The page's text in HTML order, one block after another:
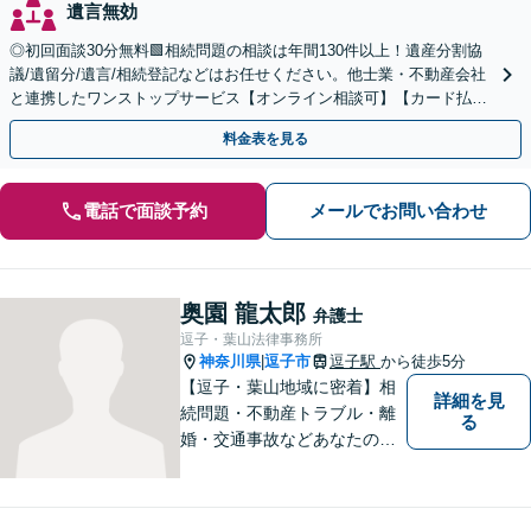
遺言無効
◎初回面談30分無料🟩相続問題の相談は年間130件以上！遺産分割協
議/遺留分/遺言/相続登記などはお任せください。他士業・不動産会社
と連携したワンストップサービス【オンライン相談可】【カード払
い・分割払い可】
料金表を見る
電話で面談予約 メールでお問い合わせ
奥園 龍太郎 弁護士
逗子・葉山法律事務所
神奈川県|逗子市 逗子駅 から徒歩5分
【逗子・葉山地域に密着】相
続問題・不動産トラブル・離
婚・交通事故などあなたの困
詳細を見
る